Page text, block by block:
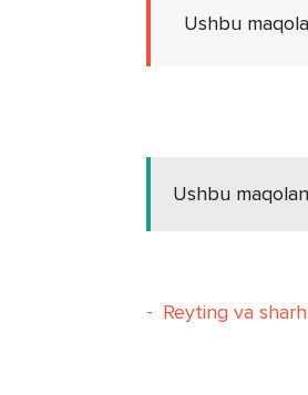
Ushbu
Ushbu
- Reyting va